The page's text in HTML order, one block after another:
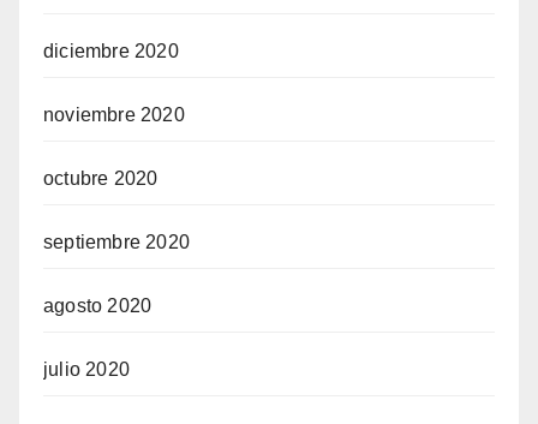
diciembre 2020
noviembre 2020
octubre 2020
septiembre 2020
agosto 2020
julio 2020